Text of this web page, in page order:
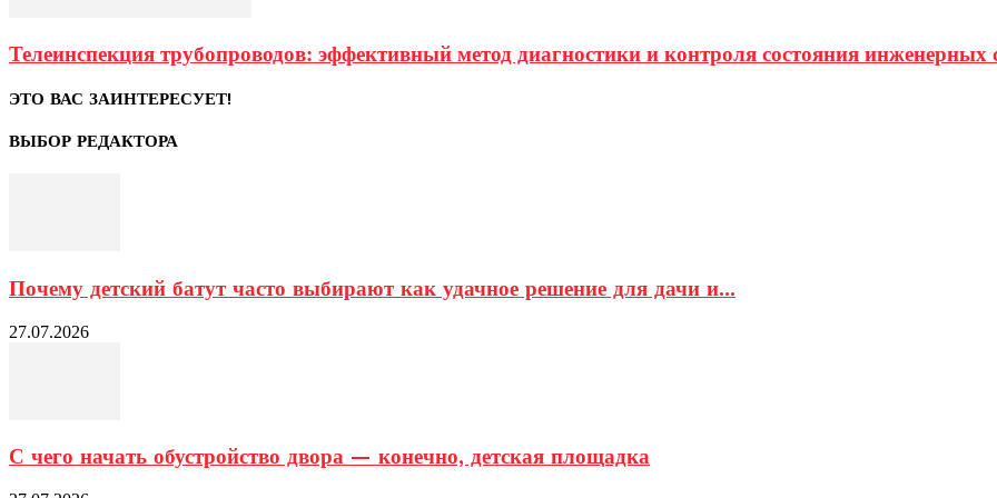
Телеинспекция трубопроводов: эффективный метод диагностики и контроля состояния инженерных
ЭТО ВАС ЗАИНТЕРЕСУЕТ!
ВЫБОР РЕДАКТОРА
Почему детский батут часто выбирают как удачное решение для дачи и...
27.07.2026
С чего начать обустройство двора — конечно, детская площадка